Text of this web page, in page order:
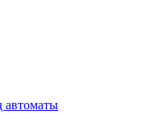
автоматы